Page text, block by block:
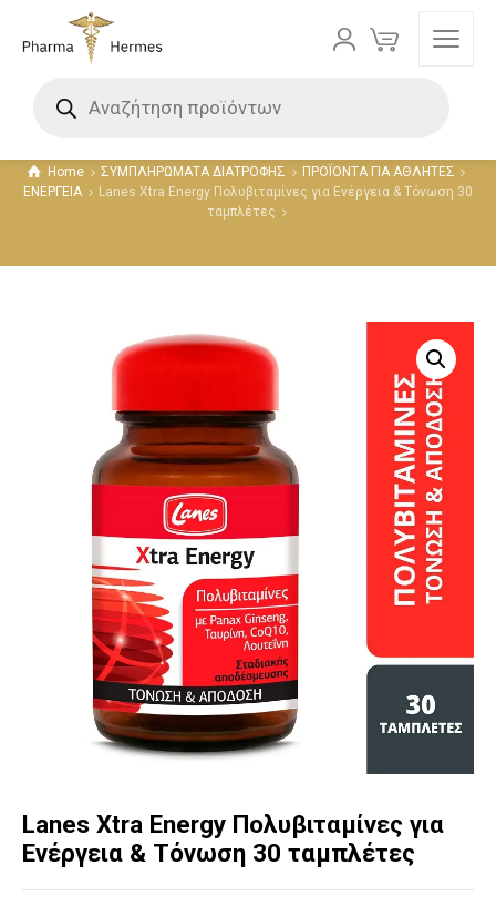
Home ΣΥΜΠΛΗΡΩΜΑΤΑ ΔΙΑΤΡΟΦΗΣ
ΠΡΟΪΟΝΤΑ ΓΙΑ ΑΘΛΗΤΕΣ
ΕΝΕΡΓΕΙΑ
Lanes Xtra Energy Πολυβιταμίνες για Ενέργεια & Τόνωση 30
ταμπλέτες
Lanes Xtra Energy Πολυβιταμίνες για
Ενέργεια & Τόνωση 30 ταμπλέτες